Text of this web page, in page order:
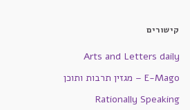
קישורים
Arts and Letters daily
E-Mago – מגזין תרבות ותוכן
Rationally Speaking